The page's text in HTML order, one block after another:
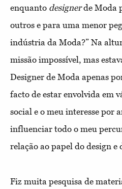
enquanto designerde Moda
outros e para uma menor
indústria da Moda?” Na
missão impossível, mas
Designer de Moda apenas
facto de estar envolvida em
social e o meu interesse por
influenciar todo o meu
relação ao papel do design e
Fiz muita pesquisa de